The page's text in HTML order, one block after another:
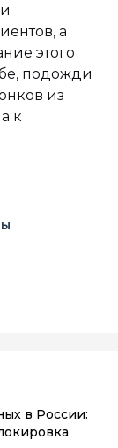
а
этого
подожди
из
к
в России: